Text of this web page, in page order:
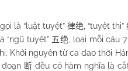
là “luật tuyệt” 律绝 , “tuyệt thi”
“ngũ tuyệt” 五绝 , loại mỗi câu
Khởi nguyên từ ca dao thời
, đoạn 断 đều có hàm nghĩa là